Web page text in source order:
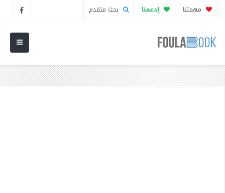
مهمتنا إدعمنا بحث متقدم